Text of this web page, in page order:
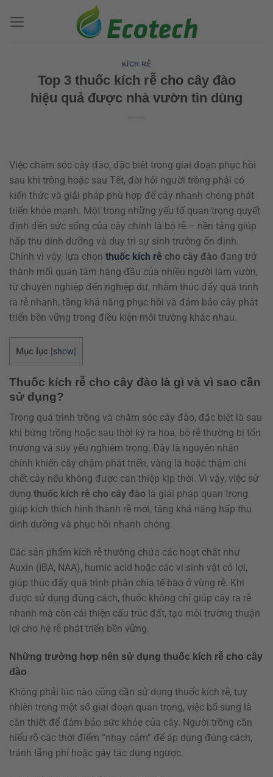
qua
KÍCH RỄ
Top 3 thuốc kích rễ cho cây đào
hiệu quả được nhà vườn tin dùng
Việc chăm sóc cây đào, đặc biệt trong giai đoạn phục hồi
sau khi trồng hoặc sau Tết, đòi hỏi người trồng phải có
kiến thức và giải pháp phù hợp để cây nhanh chóng phát
triển khỏe mạnh. Một trong những yếu tố quan trọng quyết
định đến sức sống của cây chính là bộ rễ – nền tảng giúp
hấp thu dinh dưỡng và duy trì sự sinh trưởng ổn định.
Chính vì vậy, lựa chọn thuốc kích rễ cho cây đào đang trở
thành mối quan tâm hàng đầu của nhiều người làm vườn,
từ chuyên nghiệp đến nghiệp dư, nhằm thúc đẩy quá trình
ra rễ nhanh, tăng khả năng phục hồi và đảm bảo cây phát
triển bền vững trong điều kiện môi trường khác nhau.
Mục lục [show]
Thuốc kích rễ cho cây đào là gì và vì sao cần
sử dụng?
Trong quá trình trồng và chăm sóc cây đào, đặc biệt là sau
khi bứng trồng hoặc sau thời kỳ ra hoa, bộ rễ thường bị tổn
thương và suy yếu nghiêm trọng. Đây là nguyên nhân
chính khiến cây chậm phát triển, vàng lá hoặc thậm chí
chết cây nếu không được can thiệp kịp thời. Vì vậy, việc sử
dụng thuốc kích rễ cho cây đào là giải pháp quan trọng
giúp kích thích hình thành rễ mới, tăng khả năng hấp thu
dinh dưỡng và phục hồi nhanh chóng.
Các sản phẩm kích rễ thường chứa các hoạt chất như
Auxin (IBA, NAA), humic acid hoặc các vi sinh vật có lợi,
giúp thúc đẩy quá trình phân chia tế bào ở vùng rễ. Khi
được sử dụng đúng cách, thuốc không chỉ giúp cây ra rễ
nhanh mà còn cải thiện cấu trúc đất, tạo môi trường thuận
lợi cho hệ rễ phát triển bền vững.
Những trường hợp nên sử dụng thuốc kích rễ cho cây
đào
Không phải lúc nào cũng cần sử dụng thuốc kích rễ, tuy
nhiên trong một số giai đoạn quan trọng, việc bổ sung là
cần thiết để đảm bảo sức khỏe của cây. Người trồng cần
hiểu rõ các thời điểm “nhạy cảm” để áp dụng đúng cách,
tránh lãng phí hoặc gây tác dụng ngược.